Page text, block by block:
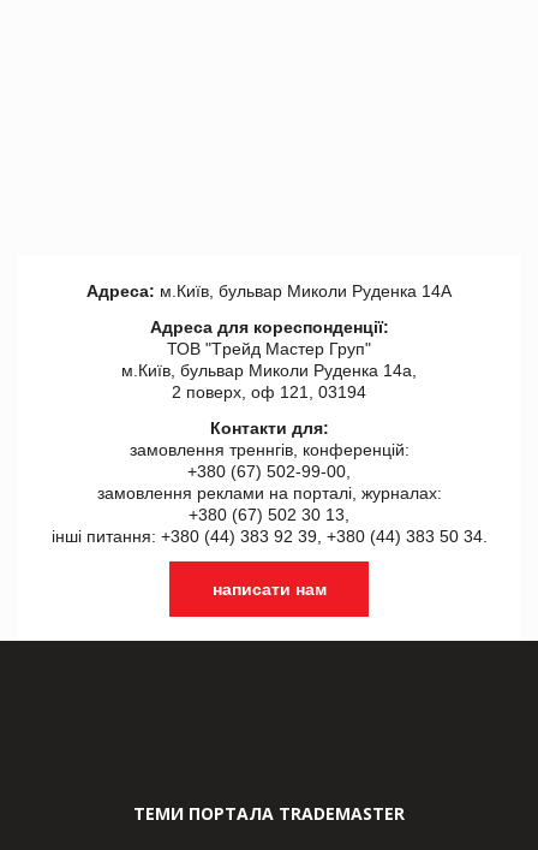
Адреса: м.Київ, бульвар Миколи Руденка 14А
Адреса для кореспонденції:
ТОВ "Tрейд Мастер Груп"
м.Київ, бульвар Миколи Руденка 14а,
2 поверх, оф 121, 03194
Контакти для:
замовлення треннгів, конференцій:
+380 (67) 502-99-00,
замовлення реклами на порталі, журналах:
+380 (67) 502 30 13,
інші питання: +380 (44) 383 92 39, +380 (44) 383 50 34.
написати нам
ТЕМИ ПОРТАЛА TRADEMASTER